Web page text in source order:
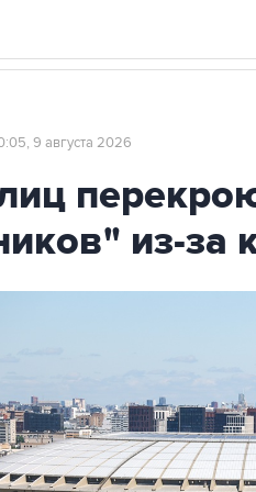
9 августа 2026
из-за